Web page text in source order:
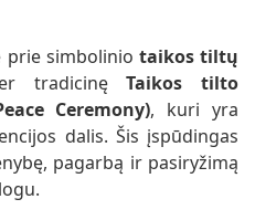
prie simbolinio taikos tiltų
tradicinęTaikos tilto
Ceremony), kuri yra
dalis. Šis įspūdingas
pagarbą ir pasiryžimą